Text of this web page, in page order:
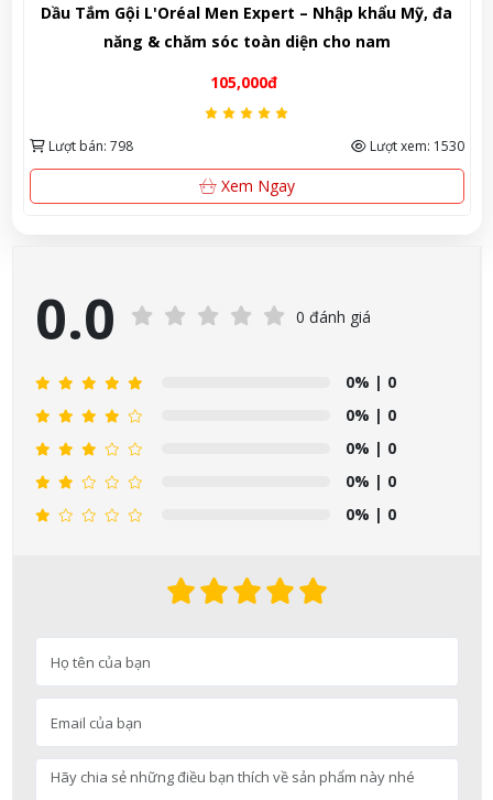
Expert – Nhập khẩu Mỹ, đa
sóc toàn diện cho nam
Sữa dưỡng thể chống
Care & Moisturizing
Lượt bán: 223
0.0 0 đánh giá
0% | 0
0% | 0
0% | 0
0% | 0
0% | 0